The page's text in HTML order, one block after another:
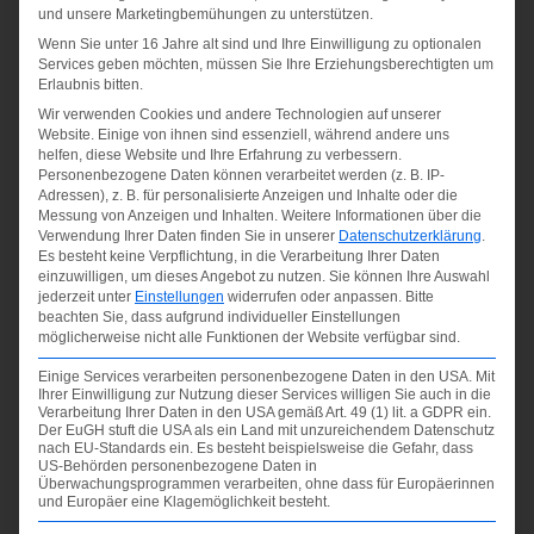
Ehrennachmittag 2021
13.11.2021
Jubilare und gutes Essen.
Unsere Mitgliederehrung hatte Beides !
ZUR GALERIE
und unsere Marketingbemühungen zu unterstützen.
Wenn Sie unter 16 Jahre alt sind und Ihre Einwilligung zu optionalen
Services geben möchten, müssen Sie Ihre Erziehungsberechtigten um
Erlaubnis bitten.
Wir verwenden Cookies und andere Technologien auf unserer
Website. Einige von ihnen sind essenziell, während andere uns
helfen, diese Website und Ihre Erfahrung zu verbessern.
Personenbezogene Daten können verarbeitet werden (z. B. IP-
Adressen), z. B. für personalisierte Anzeigen und Inhalte oder die
Messung von Anzeigen und Inhalten. Weitere Informationen über die
Verwendung Ihrer Daten finden Sie in unserer Datenschutzerklärung.
Es besteht keine Verpflichtung, in die Verarbeitung Ihrer Daten
einzuwilligen, um dieses Angebot zu nutzen. Sie können Ihre Auswahl
jederzeit unter Einstellungen widerrufen oder anpassen. Bitte
beachten Sie, dass aufgrund individueller Einstellungen
möglicherweise nicht alle Funktionen der Website verfügbar sind.
Einige Services verarbeiten personenbezogene Daten in den USA. Mit
Ihrer Einwilligung zur Nutzung dieser Services willigen Sie auch in die
Verarbeitung Ihrer Daten in den USA gemäß Art. 49 (1) lit. a GDPR ein.
Der EuGH stuft die USA als ein Land mit unzureichendem Datenschutz
nach EU-Standards ein. Es besteht beispielsweise die Gefahr, dass
US-Behörden personenbezogene Daten in
Überwachungsprogrammen verarbeiten, ohne dass für Europäerinnen
und Europäer eine Klagemöglichkeit besteht.